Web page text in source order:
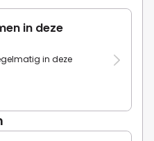
in deze
in deze